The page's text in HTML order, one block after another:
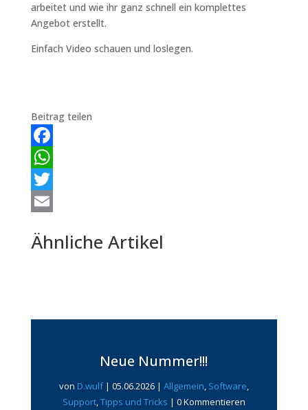
arbeitet und wie ihr ganz schnell ein komplettes
Angebot erstellt.
Einfach Video schauen und loslegen.
Beitrag teilen
Facebook
WhatsApp
Twitter
Ähnliche Artikel
Neue Nummer!!!
von D.wulf| 05.06.2026| Allgemein Software
Support, Tipps und Tricks | 0 Kommentieren